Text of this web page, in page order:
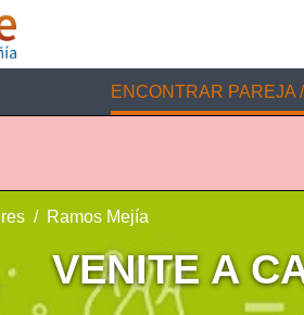
ENCONTRAR PAREJA
Ramos Mejía
VENITE A